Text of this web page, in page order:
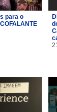
para o